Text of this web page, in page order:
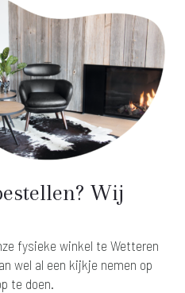
Wij
fysieke winkel te Wetteren
wel al een kijkje nemen op
te doen.